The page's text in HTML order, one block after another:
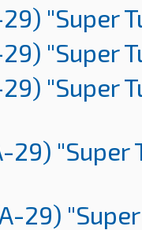
"Super
"Super
"Super
29) "Super
29)